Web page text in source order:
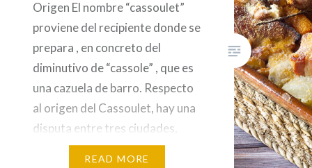
Origen El nombre “cassoulet”
proviene del recipiente donde se
prepara , en concreto del
diminutivo de “cassole” , que es
una cazuela de barro. Respecto
al origen del Cassoulet, hay una
disputa entre tres ciudades,
Castelnaudary, Carcassonne y
READ MORE